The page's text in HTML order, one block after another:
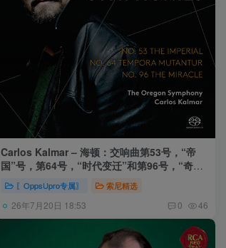
久石让,Music Future Band – 久石让指挥极简音乐 – 音乐未来 VI (2.8MHz DSD)
Carlos Kalmar – 海顿：交响曲第53号，“帝
国”号，第64号，“时代变迁”和第96号，“奇迹”
号 (俄勒冈交响乐团，卡尔玛)
〖OppsUpro专属〗 索尼精选
26年7月20日 18:53 0 46